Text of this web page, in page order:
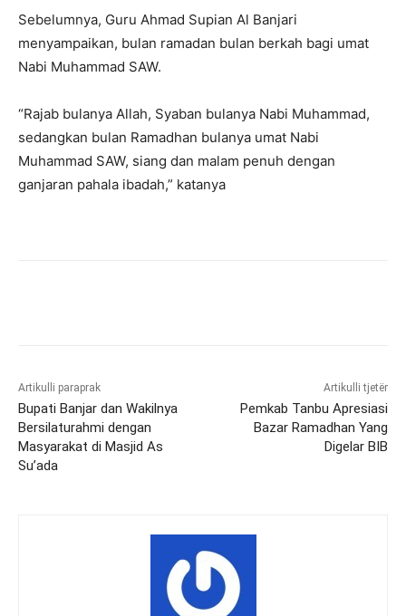
Sebelumnya, Guru Ahmad Supian Al Banjari
menyampaikan, bulan ramadan bulan berkah bagi umat
Nabi Muhammad SAW.
“Rajab bulanya Allah, Syaban bulanya Nabi Muhammad,
sedangkan bulan Ramadhan bulanya umat Nabi
Muhammad SAW, siang dan malam penuh dengan
ganjaran pahala ibadah,” katanya
Artikulli paraprak
Bupati Banjar dan Wakilnya
Bersilaturahmi dengan
Masyarakat di Masjid As
Su’ada
Artikulli tjetër
Pemkab Tanbu Apresiasi
Bazar Ramadhan Yang
Digelar BIB